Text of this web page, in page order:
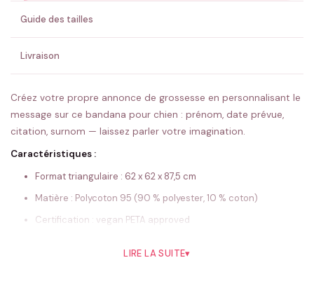
💚 Retour sous 24-48h
Guide des tailles
Livraison
Créez votre propre annonce de grossesse en personnalisant le
message sur ce bandana pour chien : prénom, date prévue,
citation, surnom — laissez parler votre imagination.
Caractéristiques :
Format triangulaire : 62 x 62 x 87,5 cm
Matière : Polycoton 95 (90 % polyester, 10 % coton)
Certification : vegan PETA approved
LIRE LA SUITE▾